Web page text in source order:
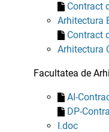
Contract
Arhitectura
Contract
Arhitectura
Facultatea de
AI-
DP-
I.doc